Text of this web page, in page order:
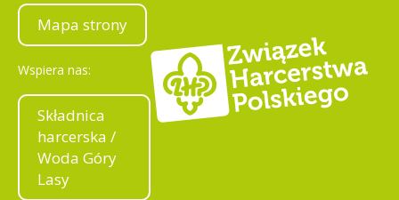
Mapa strony
Wspiera nas:
Składnica
harcerska /
Woda Góry
Lasy